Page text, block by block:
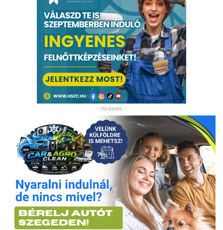
- Hirdetés -